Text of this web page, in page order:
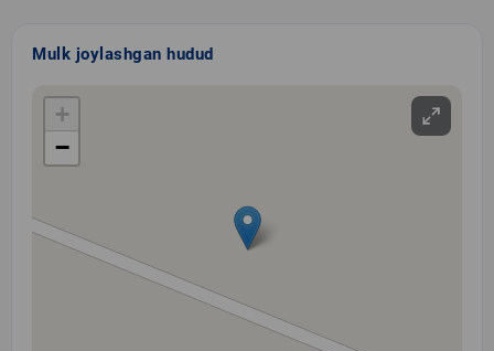
Mulk joylashgan hudud
+
−